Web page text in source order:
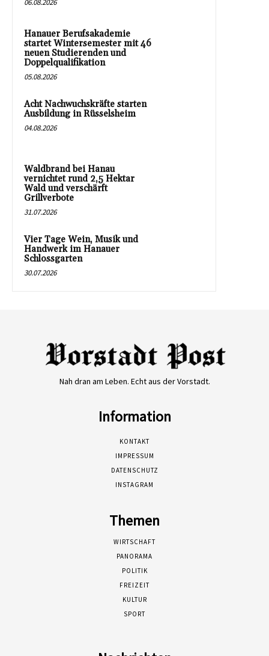
Hanauer Berufsakademie
startet Wintersemester mit 46
neuen Studierenden und
Doppelqualifikation
05.08.2026
Acht Nachwuchskräfte starten
Ausbildung in Rüsselsheim
04.08.2026
Waldbrand bei Hanau
vernichtet rund 2,5 Hektar
Wald und verschärft
Grillverbote
31.07.2026
Vier Tage Wein, Musik und
Handwerk im Hanauer
Schlossgarten
30.07.2026
Nah dran am Leben. Echt aus der Vorstadt.
Information
KONTAKT
IMPRESSUM
DATENSCHUTZ
INSTAGRAM
Themen
WIRTSCHAFT
PANORAMA
POLITIK
FREIZEIT
KULTUR
SPORT